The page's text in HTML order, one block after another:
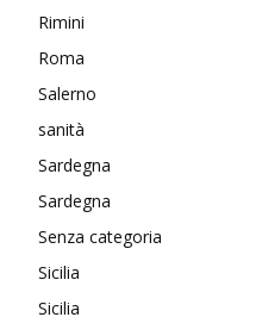
Rimini
Roma
Salerno
sanità
Sardegna
Sardegna
Senza categoria
Sicilia
Sicilia